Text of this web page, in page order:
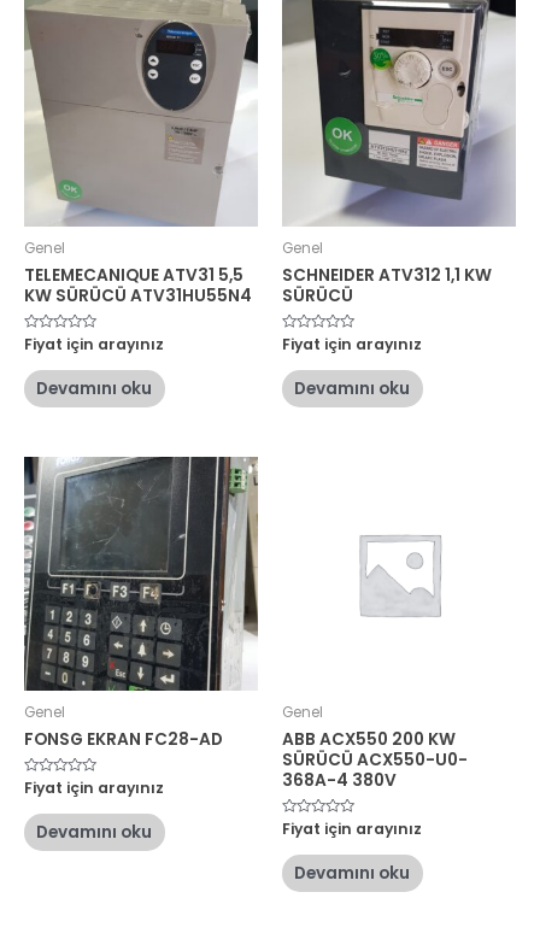
Genel
TELEMECANIQUE ATV31 5,5
KW SÜRÜCÜ ATV31HU55N4
5
üzerinden
oy
aldı
Fiyat için arayınız
Devamını oku
Genel
SCHNEIDER ATV312 1,1 KW
SÜRÜCÜ
5
üzerinden
oy
aldı
Fiyat için arayınız
Devamını oku
Genel
FONSG EKRAN FC28-AD
5
üzerinden
oy
aldı
Fiyat için arayınız
Devamını oku
Genel
ABB ACX550 200 KW
SÜRÜCÜ ACX550-U0-
368A-4 380V
5
üzerinden
oy
aldı
Fiyat için arayınız
Devamını oku